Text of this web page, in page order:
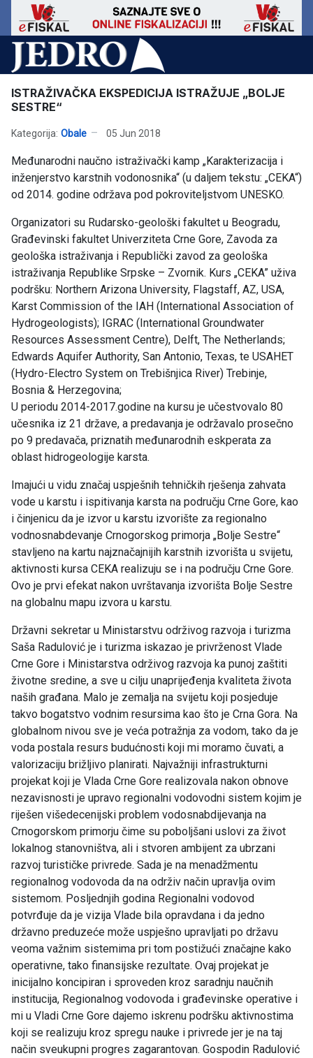
ISTRAŽIVAČKA EKSPEDICIJA ISTRAŽUJE „BOLJE
SESTRE“
Kategorija: Obale 05 Jun 2018
Međunarodni naučno istraživački kamp „Karakterizacija i
inženjerstvo karstnih vodonosnika“ (u daljem tekstu: „CEKA“)
od 2014. godine održava pod pokroviteljstvom UNESKO.
Organizatori su Rudarsko-geološki fakultet u Beogradu,
Građevinski fakultet Univerziteta Crne Gore, Zavoda za
geološka istraživanja i Republički zavod za geološka
istraživanja Republike Srpske – Zvornik. Kurs „CEKA” uživa
podršku: Northern Arizona University, Flagstaff, AZ, USA,
Karst Commission of the IAH (International Association of
Hydrogeologists); IGRAC (International Groundwater
Resources Assessment Centre), Delft, The Netherlands;
Edwards Aquifer Authority, San Antonio, Texas, te USAHET
(Hydro-Electro System on Trebišnjica River) Trebinje,
Bosnia & Herzegovina;
U periodu 2014-2017.godine na kursu je učestvovalo 80
učesnika iz 21 države, a predavanja je održavalo prosečno
po 9 predavača, priznatih međunarodnih eskperata za
oblast hidrogeologije karsta.
Imajući u vidu značaj uspješnih tehničkih rješenja zahvata
vode u karstu i ispitivanja karsta na području Crne Gore, kao
i činjenicu da je izvor u karstu izvorište za regionalno
vodnosnabdevanje Crnogorskog primorja „Bolje Sestre“
stavljeno na kartu najznačajnijih karstnih izvorišta u svijetu,
aktivnosti kursa CEKA realizuju se i na području Crne Gore.
Ovo je prvi efekat nakon uvrštavanja izvorišta Bolje Sestre
na globalnu mapu izvora u karstu.
Državni sekretar u Ministarstvu održivog razvoja i turizma
Saša Radulović je i turizma iskazao je privrženost Vlade
Crne Gore i Ministarstva održivog razvoja ka punoj zaštiti
životne sredine, a sve u cilju unaprijeđenja kvaliteta života
naših građana. Malo je zemalja na svijetu koji posjeduje
takvo bogatstvo vodnim resursima kao što je Crna Gora. Na
globalnom nivou sve je veća potražnja za vodom, tako da je
voda postala resurs budućnosti koji mi moramo čuvati, a
valorizaciju brižljivo planirati. Najvažniji infrastrukturni
projekat koji je Vlada Crne Gore realizovala nakon obnove
nezavisnosti je upravo regionalni vodovodni sistem kojim je
riješen višedecenijski problem vodosnabdijevanja na
Crnogorskom primorju čime su poboljšani uslovi za život
lokalnog stanovništva, ali i stvoren ambijent za ubrzani
razvoj turističke privrede. Sada je na menadžmentu
regionalnog vodovoda da na održiv način upravlja ovim
sistemom. Posljednjih godina Regionalni vodovod
potvrđuje da je vizija Vlade bila opravdana i da jedno
državno preduzeće može uspješno upravljati po državu
veoma važnim sistemima pri tom postižući značajne kako
operativne, tako finansijske rezultate. Ovaj projekat je
inicijalno koncipiran i sproveden kroz saradnju naučnih
institucija, Regionalnog vodovoda i građevinske operative i
mi u Vladi Crne Gore dajemo iskrenu podršku aktivnostima
koji se realizuju kroz spregu nauke i privrede jer je na taj
način sveukupni progres zagarantovan. Gospodin Radulović